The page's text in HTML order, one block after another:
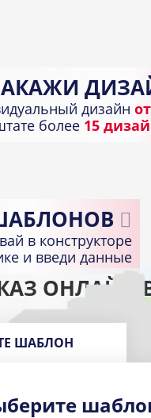
в конструкторе
и введи данные
дизайн
более 15
ОНЛАЙН
В
ШАБЛОН